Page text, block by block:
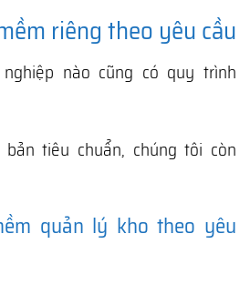
riêng theo yêu cầu
nào cũng có quy trình
tiêu chuẩn, chúng tôi còn
quản lý kho theo yêu